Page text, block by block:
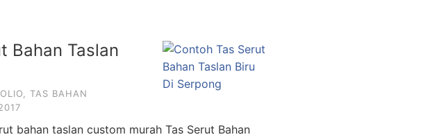
Bahan Taslan
TAS BAHAN
bahan taslan custom murah Tas Serut Bahan